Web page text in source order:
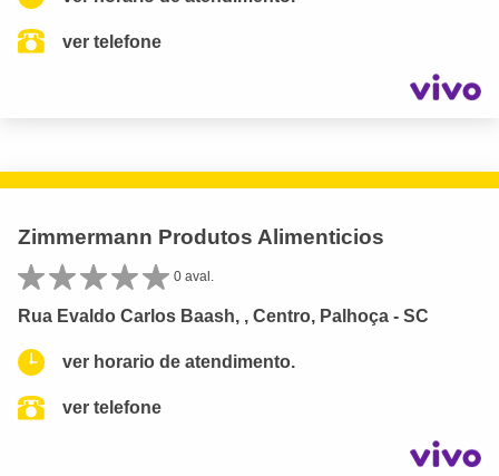
ver telefone
Zimmermann Produtos Alimenticios
0 aval.
Rua Evaldo Carlos Baash, , Centro, Palhoça - SC
ver horario de atendimento.
ver telefone